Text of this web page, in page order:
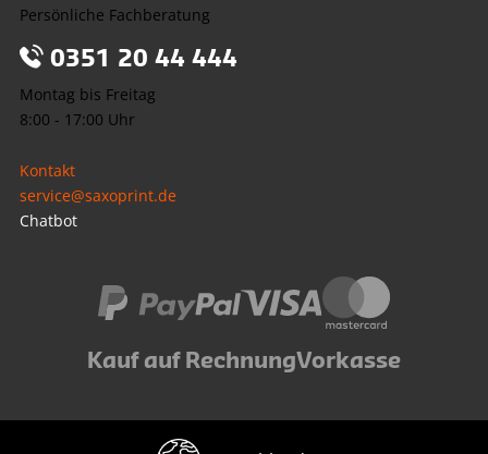
Persönliche Fachberatung
0351 20 44 444
Montag bis Freitag
8:00 - 17:00 Uhr
Kontakt
service@saxoprint.de
Chatbot
Kauf auf RechnungVorkasse